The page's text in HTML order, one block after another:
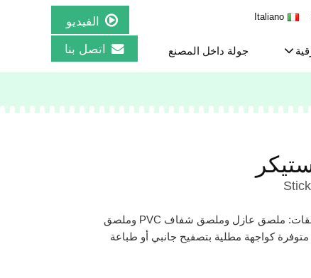
Italiano الفيديو
جولة داخل المصنع اتصل بنا
نوفر ثلاث أنواع من الملصقات: ملصق عازل وملصق شفاف PVC وملصق
متوفرة كواجهة مطلية بتصفيح جانبي أو طباعة